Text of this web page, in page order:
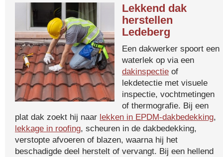
Lekkend dak
herstellen
Ledeberg
Een dakwerker spoort een
waterlek op via een
dakinspectie of
lekdetectie met visuele
inspectie, vochtmetingen
of thermografie. Bij een
plat dak zoekt hij naar lekken in EPDM-dakbedekking,
lekkage in roofing, scheuren in de dakbedekking,
verstopte afvoeren of blazen, waarna hij het
beschadigde deel herstelt of vervangt. Bij een hellend